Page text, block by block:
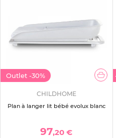
Outlet -30%
CHILDHOME
Plan à langer lit bébé evolux blanc
97,20 €